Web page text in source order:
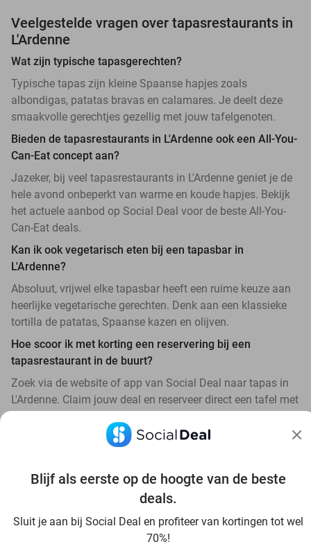
Blijf als eerste op de hoogte van de beste
deals.
Sluit je aan bij Social Deal en profiteer van kortingen tot wel
70%!
Veelgestelde vragen over tapasrestaurants in
L'Ardenne
Wat zijn typische tapasgerechten?
Typische tapas zijn kleine Spaanse hapjes zoals
albondigas, patatas bravas en calamares. Je deelt deze
smaakvolle gerechtjes gezellig met jouw tafelgenoten.
Bieden de tapasrestaurants in L'Ardenne ook een All-You-
Can-Eat concept aan?
Jazeker, bij veel tapasrestaurants in L'Ardenne geniet je de
hele avond onbeperkt van warme en koude hapjes. Bekijk
het actuele aanbod op Social Deal voor de beste All-You-
Can-Eat deals.
Kan ik ook vegetarisch eten bij een tapasbar in
L'Ardenne?
Absoluut, vrijwel elke tapasbar heeft een ruime keuze aan
heerlijke vegetarische gerechten. Denk aan een klassieke
tortilla de patatas, Spaanse kazen en olijven.
Hoe scoor ik met korting een reservering bij een
tapasrestaurant in de buurt?
Zoek via de website of app van Social Deal naar tapas in
L'Ardenne. Claim jouw deal en reserveer direct een tafel met
Ontdek alle topdeals in jouw omgeving